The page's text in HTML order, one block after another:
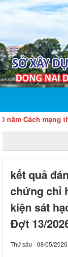
Cách mạng
kết quả
chứng chỉ
kiện sát
Đợt 13/
Thứ sáu - 08/05/